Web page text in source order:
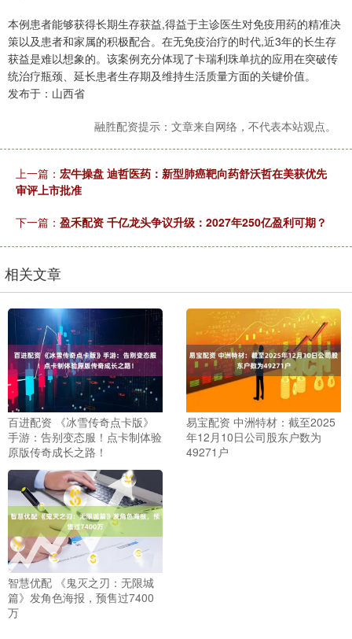
本例患者能够获得长期生存获益,得益于主诊医生对免疫用药的精准决
策以及患者和家属的积极配合。在无免疫治疗的时代,近3年的长生存
获益是难以想象的。该案例充分体现了卡瑞利珠单抗的应用在突破传
统治疗瓶颈、延长患者生存期及维持生活质量方面的关键价值。
发布于：山西省
融胜配资提示：文章来自网络，不代表本站观点。
上一篇： 宏牛操盘 迪哲医药：新型肺癌靶向药舒沃哲在美获优先
审评上市批准
下一篇： 盈禾配资 千亿龙头争议升级：2027年250亿盈利可期？
相关文章
百进配资 《冰雪传奇点卡版》
手游：告别变态服！点卡制体验
原版传奇成长之路！
易宝配资 中洲特材：截至2025
年12月10日公司股东户数为
49271户
智慧优配 《鬼灭之刃：无限城
篇》发角色海报，预售过7400
万